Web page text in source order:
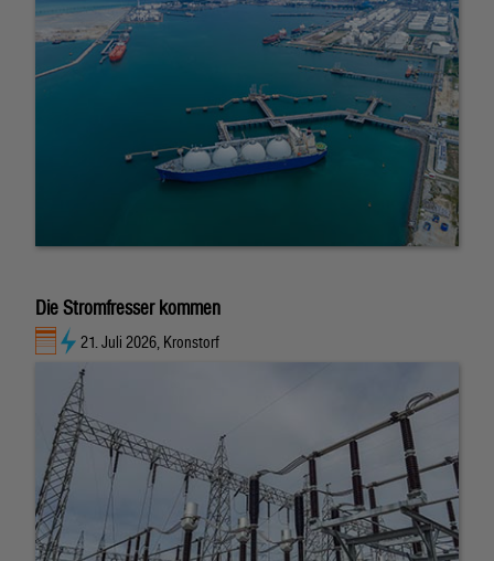
Die Stromfresser kommen
21. Juli 2026, Kronstorf